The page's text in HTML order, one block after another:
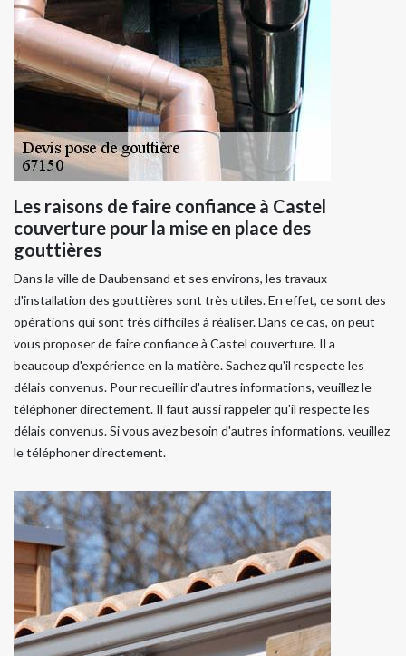
Les raisons de faire confiance à Castel
couverture pour la mise en place des
gouttières
Dans la ville de Daubensand et ses environs, les travaux
d'installation des gouttières sont très utiles. En effet, ce sont des
opérations qui sont très difficiles à réaliser. Dans ce cas, on peut
vous proposer de faire confiance à Castel couverture. Il a
beaucoup d'expérience en la matière. Sachez qu'il respecte les
délais convenus. Pour recueillir d'autres informations, veuillez le
téléphoner directement. Il faut aussi rappeler qu'il respecte les
délais convenus. Si vous avez besoin d'autres informations, veuillez
le téléphoner directement.